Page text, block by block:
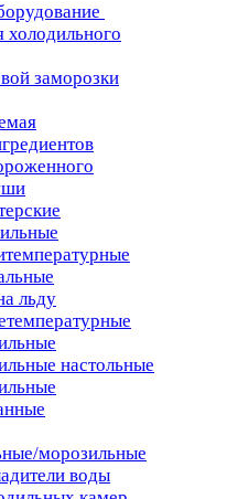
холодильного
заморозки
льду
настольные
морозильные
воды